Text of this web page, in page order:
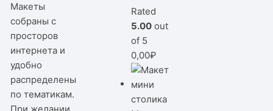
Макеты
собраны с
просторов
интернета и
удобно
распределены
по тематикам.
Rated
5.00 out
of 5
0,00₽